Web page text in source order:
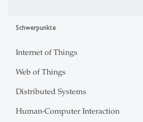
Schwerpunkte
Internet of Things
Web of Things
Distributed Systems
Human-Computer Interaction